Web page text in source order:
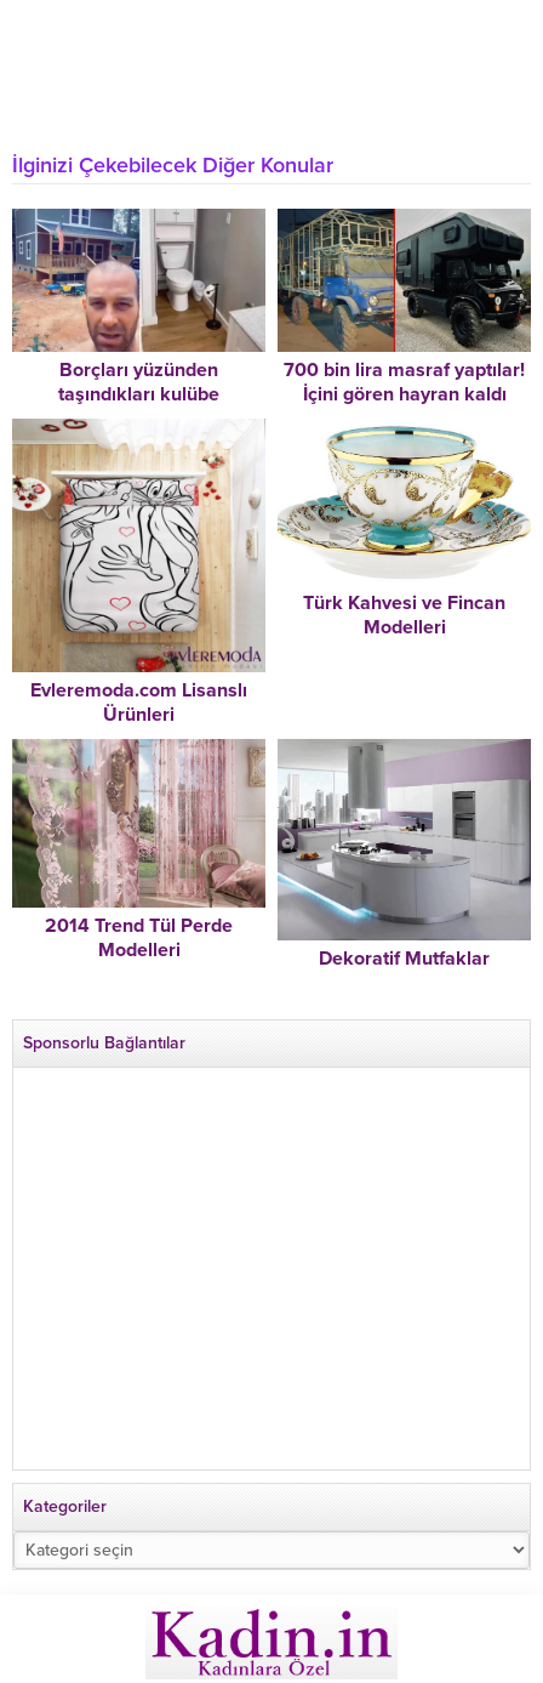
İlginizi Çekebilecek Diğer Konular
Borçları yüzünden
taşındıkları kulübe
hayatlarını değiştirdi
700 bin lira masraf yaptılar!
İçini gören hayran kaldı
Evleremoda.com Lisanslı
Ürünleri
Türk Kahvesi ve Fincan
Modelleri
2014 Trend Tül Perde
Modelleri
Dekoratif Mutfaklar
Sponsorlu Bağlantılar
Kategoriler
Kategoriler